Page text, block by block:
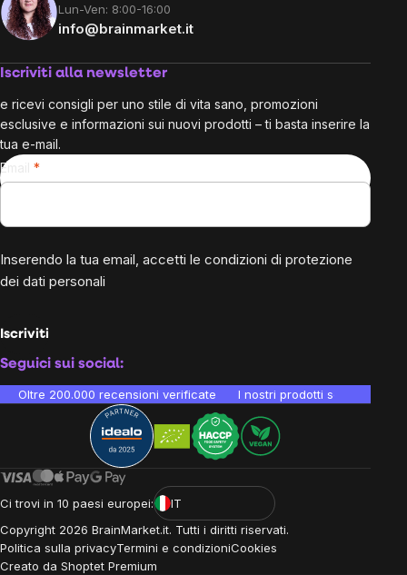
Lun-Ven: 8:00-16:00
info@brainmarket.it
Iscriviti alla newsletter
e ricevi consigli per uno stile di vita sano, promozioni
esclusive e informazioni sui nuovi prodotti – ti basta inserire la
tua e-mail.
Email
Inserendo la tua email, accetti le condizioni di protezione
dei dati personali
Iscriviti
Seguici sui social:
Oltre 200.000 recensioni verificate I nostri prodotti sono testati
Ci trovi in 10 paesi europei:
IT
Copyright 2026 BrainMarket.it. Tutti i diritti riservati.
Politica sulla privacyTermini e condizioniCookies
Creato da Shoptet Premium